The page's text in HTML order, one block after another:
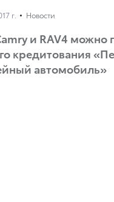
г. Новости
и RAV4
кредитования
автомобиль»